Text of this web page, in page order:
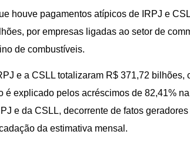
houve pagamentos atípicos de IRPJ e
por empresas ligadas ao setor de
de combustíveis.
e a CSLL totalizaram R$ 371,72 bilhões,
é explicado pelos acréscimos de 82,41%
e da CSLL, decorrente de fatos
da estimativa mensal.